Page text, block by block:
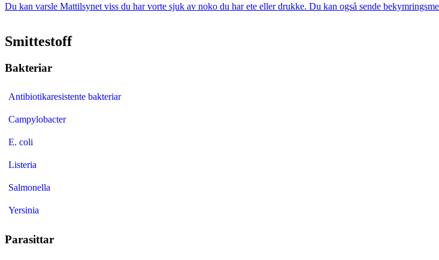
Du kan varsle Mattilsynet viss du har vorte sjuk av noko du har ete eller drukke. Du kan også sende
Smittestoff
Bakteriar
Antibiotikaresistente bakteriar
Campylobacter
E. coli
Listeria
Salmonella
Yersinia
Parasittar